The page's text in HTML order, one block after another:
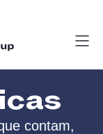
contam,